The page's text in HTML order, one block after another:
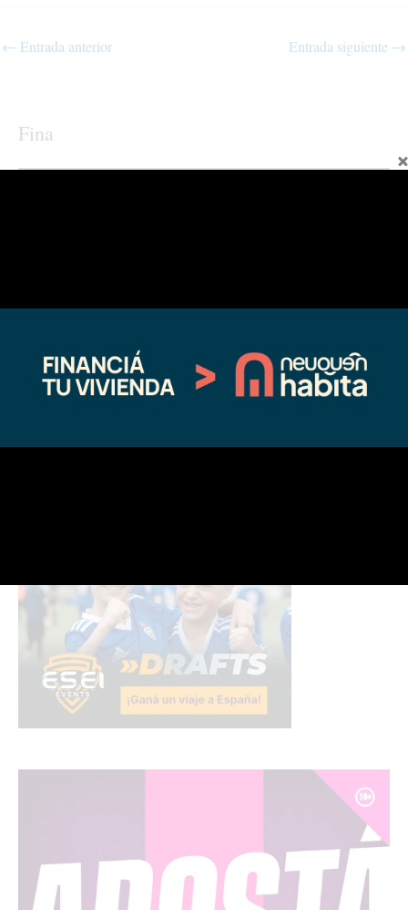
← Entrada anterior Entrada siguiente →
Fina